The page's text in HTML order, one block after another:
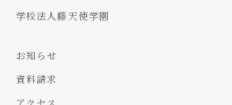
学校法人藤天使学園
お知らせ
資料請求